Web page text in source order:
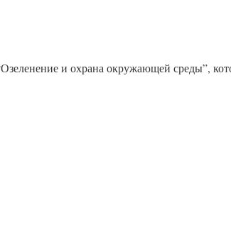
и охрана окружающей среды”,